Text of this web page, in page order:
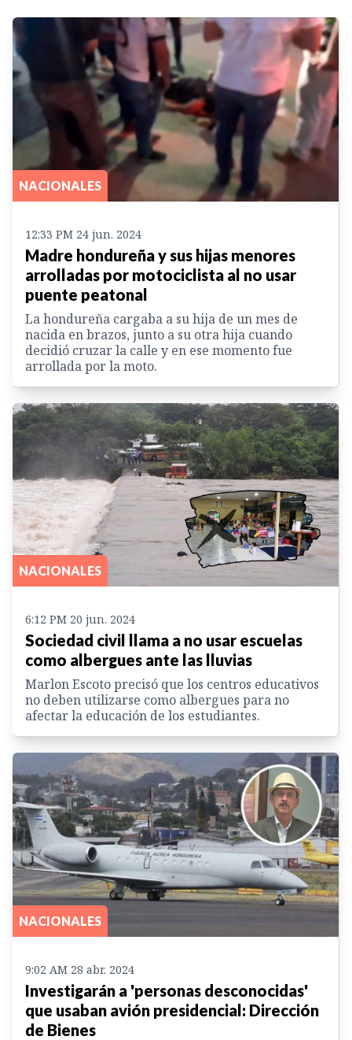
NACIONALES
12:33 PM 24 jun. 2024
Madre hondureña y sus hijas menores
arrolladas por motociclista al no usar
puente peatonal
La hondureña cargaba a su hija de un mes de
nacida en brazos, junto a su otra hija cuando
decidió cruzar la calle y en ese momento fue
arrollada por la moto.
NACIONALES
6:12 PM 20 jun. 2024
Sociedad civil llama a no usar escuelas
como albergues ante las lluvias
Marlon Escoto precisó que los centros educativos
no deben utilizarse como albergues para no
afectar la educación de los estudiantes.
NACIONALES
9:02 AM 28 abr. 2024
Investigarán a 'personas desconocidas'
que usaban avión presidencial: Dirección
de Bienes